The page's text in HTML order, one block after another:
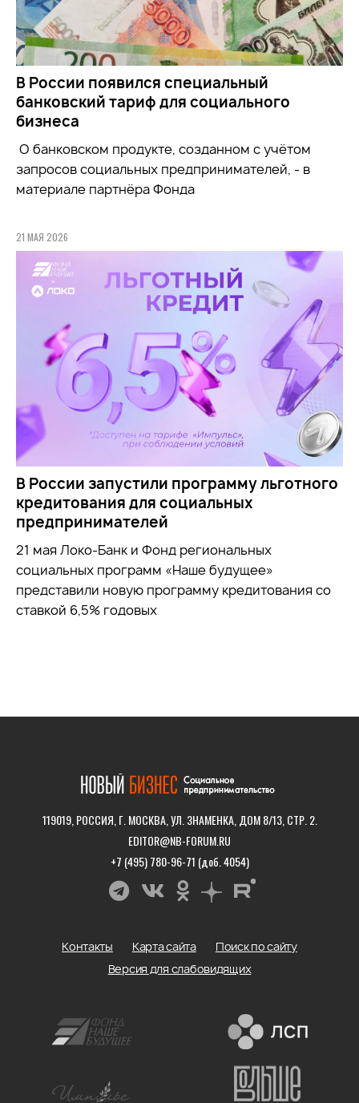
В России появился специальный
банковский тариф для социального
бизнеса
О банковском продукте, созданном с учётом
запросов социальных предпринимателей, - в
материале партнёра Фонда
21 МАЯ 2026
В России запустили программу льготного
кредитования для социальных
предпринимателей
21 мая Локо-Банк и Фонд региональных
социальных программ «Наше будущее»
представили новую программу кредитования со
ставкой 6,5% годовых
119019, РОССИЯ, Г. МОСКВА, УЛ. ЗНАМЕНКА, ДОМ 8/13, СТР. 2.
EDITOR@NB-FORUM.RU
+7 (495) 780-96-71 (доб. 4054)
Контакты Карта сайта
Поиск по сайту
Версия для слабовидящих